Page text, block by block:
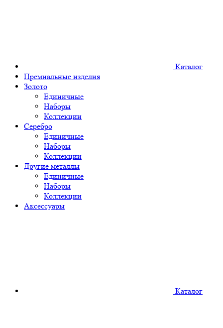
Каталог
Премиальные изделия
Золото
Единичные
Наборы
Коллекции
Серебро
Единичные
Наборы
Коллекции
Другие металлы
Единичные
Наборы
Коллекции
Аксессуары
Каталог